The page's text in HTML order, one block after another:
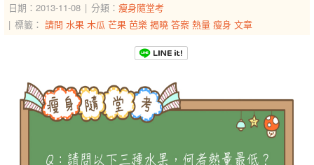
日期：2013-11-08 分類： 瘦身隨堂考
標籤： 請問 水果 木瓜 芒果 芭樂 揭曉 答案 熱量 瘦身 文章